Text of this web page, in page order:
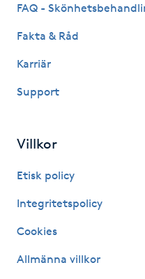
Kiropraktik
Klangmassage
Klippning
Klippning & Slingor
Koppningsmassage
FAQ -
Fakta & Råd
Karriär
Support
Villkor
Etisk policy
Integritetspolicy
Cookies
Allmänna villkor